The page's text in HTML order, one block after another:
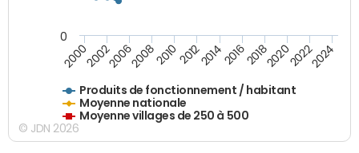
Produits de fonctionnement / habitant
Moyenne nationale
Moyenne villages de 250 à 500
200020022006200820102012201420162018202020222024
0
© JDN 2026